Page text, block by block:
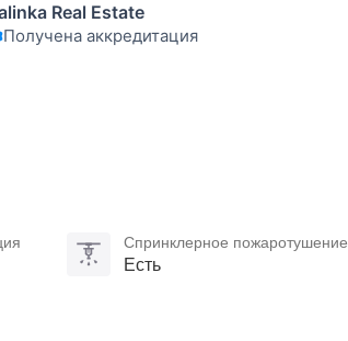
Real Estate
Получена аккредитация
Спринклерное пожаротушение
Есть